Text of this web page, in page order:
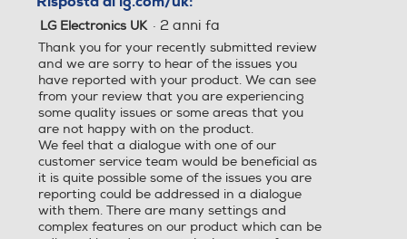
WebOS
Descrizione Sitema Operativo
24
Altre caratteristiche
Edge-LED
Common Interface
Acoustic Tuning
l'audio in base al
Potenza d'uscita
20
Potenza d'uscita
Decoder Virtual Dolby
Virtual Dolby digitale
Decoder Virtual Dolby
Audio Surround Audio Surround
LG Electronics UK · 2 anni fa
Thank you for your recently submitted review
and we are sorry to hear of the issues you
have reported with your product. We can see
from your review that you are experiencing
some quality issues or some areas that you
are not happy with on the product.
We feel that a dialogue with one of our
customer service team would be beneficial as
it is quite possible some of the issues you are
reporting could be addressed in a dialogue
with them. There are many settings and
complex features on our product which can be